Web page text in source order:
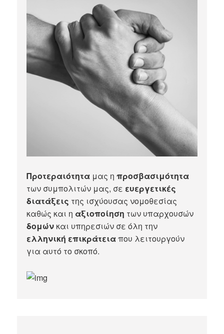
Προτεραιότητα μας ηπροσβασιμότητα
των συμπολιτών μας, σε ευεργετικές
διατάξεις της ισχύουσας νομοθεσίας
καθώς και η αξιοποίηση των υπαρχουσών
δομών και υπηρεσιών σε όλη την
ελληνική επικράτειαπου λειτουργούν
για αυτό το σκοπό.​